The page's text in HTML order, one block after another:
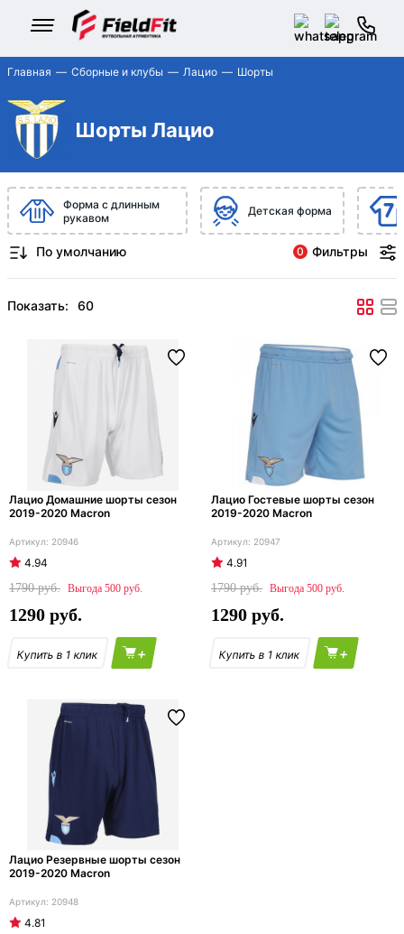
Главная Сборные и клубы Лацио Шорты
Шорты Лацио
Форма с длинным
рукавом
Детская форма
0 Фильтры
Показать:
Лацио Домашние шорты сезон
2019-2020 Macron
20946
4.94
1790
500
1290
+
Лацио Гостевые шорты сезон
2019-2020 Macron
20947
4.91
1790
500
1290
+
Лацио Резервные шорты сезон
2019-2020 Macron
20948
4.81